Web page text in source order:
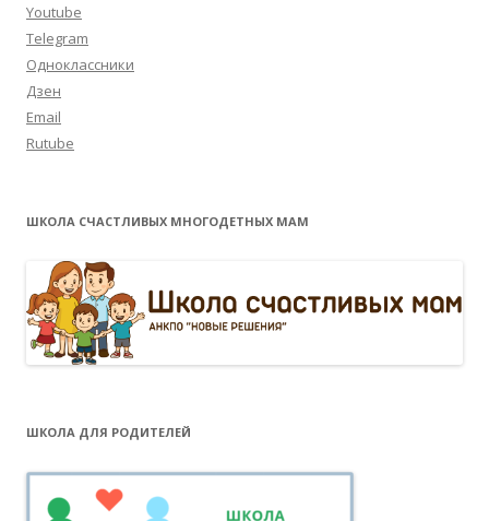
Youtube
Telegram
Одноклассники
Дзен
Email
Rutube
ШКОЛА СЧАСТЛИВЫХ МНОГОДЕТНЫХ МАМ
ШКОЛА ДЛЯ РОДИТЕЛЕЙ